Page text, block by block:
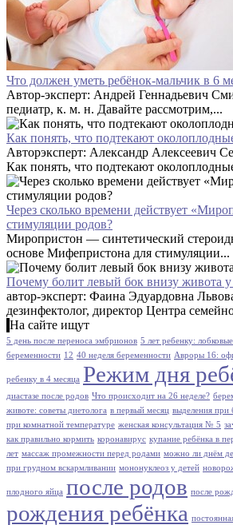
Что должен уметь ребёнок-мальчик в 6
Автор-эксперт: Андрей Геннадьевич
педиатр, к. м. н. Давайте рассмотрим,...
Как понять, что подтекают
Авторэксперт: Александр Алексеевич
Как понять, что подтекают
Через сколько времени действует
стимуляции родов?
Миропристон — синтетический
основе Мифепристона для стимуляции...
Почему болит левый бок внизу живота у
автор-эксперт: Фаина Эдуардовна
дезинфектолог, директор Центра
На сайте ищут
5 день после переноса эмбрионов 5 лет ребенку:
беременности 12 40 неделя беременности Авроры 16:
ребенку в 4 месяца Режим дня
диастазе после родов Что происходит на 26 неделе?
животе: советы диетолога в первый месяц выделения при
при комнатной температуре женская консультация № 5
как правильно кормить коронавирус купание ребёнка в
лет массаж промежности перед родами можно ли днём
при грудном вскармливании мононуклеоз у детей
плодного яйца после родов после
рождения ребёнка